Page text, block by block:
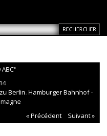
Berlin. Hamburger Bahnhof -
« Précédent
Suivant »